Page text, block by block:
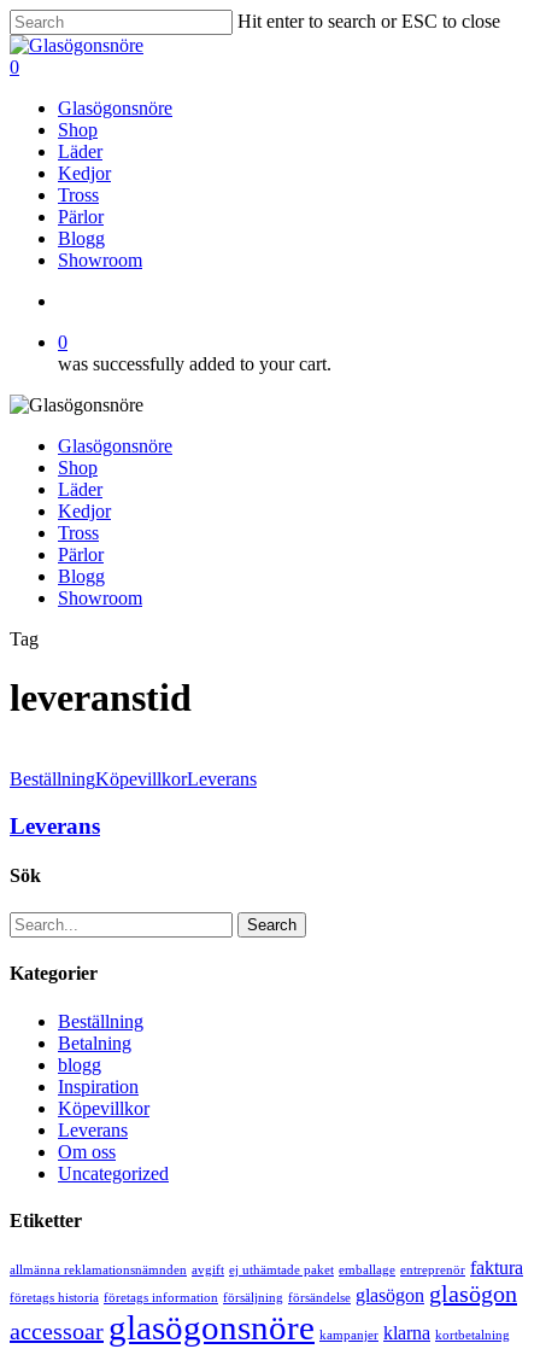
Skip
to
main
Hit enter to search or ESC to close
Close
Search
search
0
Glasögonsnöre
Shop
Läder
Kedjor
Tross
Pärlor
Blogg
Showroom
0
was successfully added to your cart.
Glasögonsnöre
Shop
Läder
Kedjor
Tross
Pärlor
Blogg
Showroom
Tag
leveranstid
BeställningKöpevillkorLeverans
Leverans
Sök
Search
Kategorier
Beställning
Betalning
blogg
Inspiration
Köpevillkor
Leverans
Om oss
Uncategorized
Etiketter
allmänna reklamationsnämnden avgift ej uthämtade paket emballage entreprenör faktura
företags historia företags information försäljning försändelse glasögon glasögon
accessoar glasögonsnöre kampanjer klarna kortbetalning